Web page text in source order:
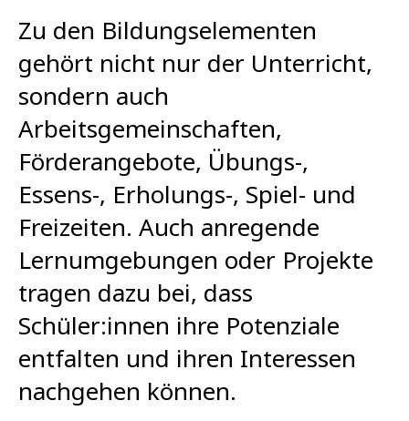
Zu den Bildungselementen
gehört nicht nur der Unterricht,
sondern auch
Arbeitsgemeinschaften,
Förderangebote, Übungs-,
Essens-, Erholungs-, Spiel- und
Freizeiten. Auch anregende
Lernumgebungen oder Projekte
tragen dazu bei, dass
Schüler:innen ihre Potenziale
entfalten und ihren Interessen
nachgehen können.